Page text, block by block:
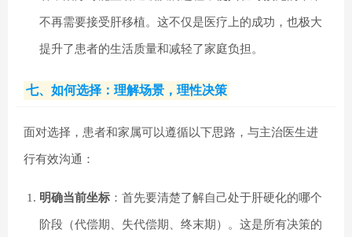
不再需要接受肝移植。这不仅是医疗上的成功，也极大
提升了患者的生活质量和减轻了家庭负担。
七、如何选择：理解场景，理性决策
面对选择，患者和家属可以遵循以下思路，与主治医生进
行有效沟通：
明确当前坐标 ：首先要清楚了解自己处于肝硬化的哪个
阶段（代偿期、失代偿期、终末期）。这是所有决策的